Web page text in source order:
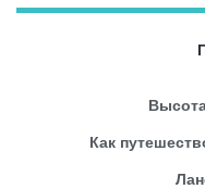
Как